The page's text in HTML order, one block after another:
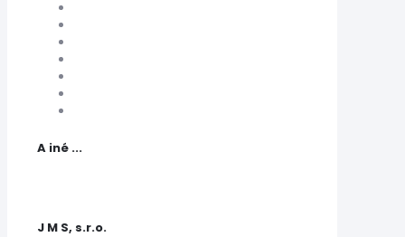
A iné ...
J M S, s.r.o.